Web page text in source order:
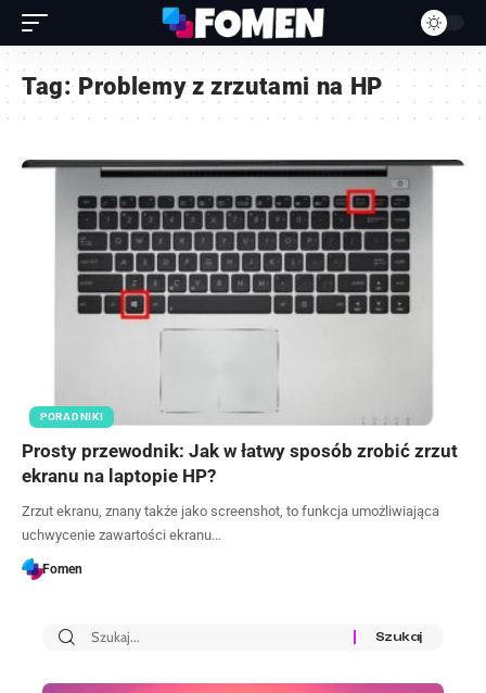
Tag: Problemy z zrzutami na HP
PORADNIKI
Prosty przewodnik: Jak w łatwy sposób zrobić zrzut
ekranu na laptopie HP?
Zrzut ekranu, znany także jako screenshot, to funkcja umożliwiająca
uchwycenie zawartości ekranu…
Fomen